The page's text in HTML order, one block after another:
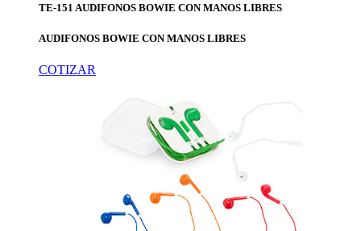
TE-151 AUDIFONOS BOWIE CON MANOS LIBRES
AUDIFONOS BOWIE CON MANOS LIBRES
COTIZAR